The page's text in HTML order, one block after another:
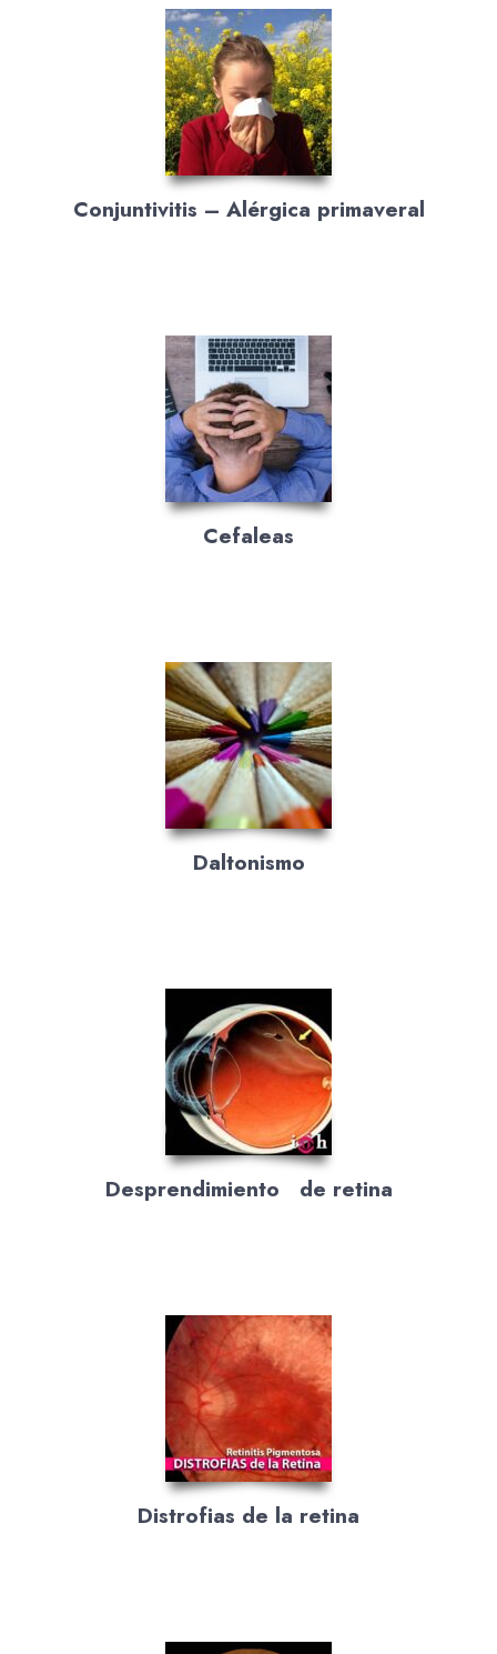
Conjuntivitis – Alérgica primaveral
Cefaleas
Daltonismo
Desprendimiento de retina
Distrofias de la retina